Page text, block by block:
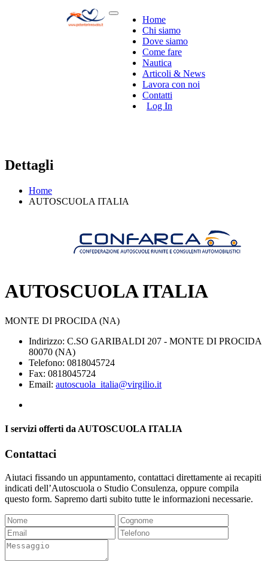
Home
Chi siamo
Dove siamo
Come fare
Nautica
Articoli & News
Lavora con noi
Contatti
Log In
Dettagli
Home
AUTOSCUOLA ITALIA
AUTOSCUOLA ITALIA
MONTE DI PROCIDA (NA)
Indirizzo: C.SO GARIBALDI 207 - MONTE DI PROCIDA
80070 (NA)
Telefono: 0818045724
Fax: 0818045724
Email: autoscuola_italia@virgilio.it
I servizi offerti da AUTOSCUOLA ITALIA
Contattaci
Aiutaci fissando un appuntamento, contattaci direttamente ai recapiti
indicati dell’Autoscuola o Studio Consulenza, oppure compila
questo form. Sapremo darti subito tutte le informazioni necessarie.